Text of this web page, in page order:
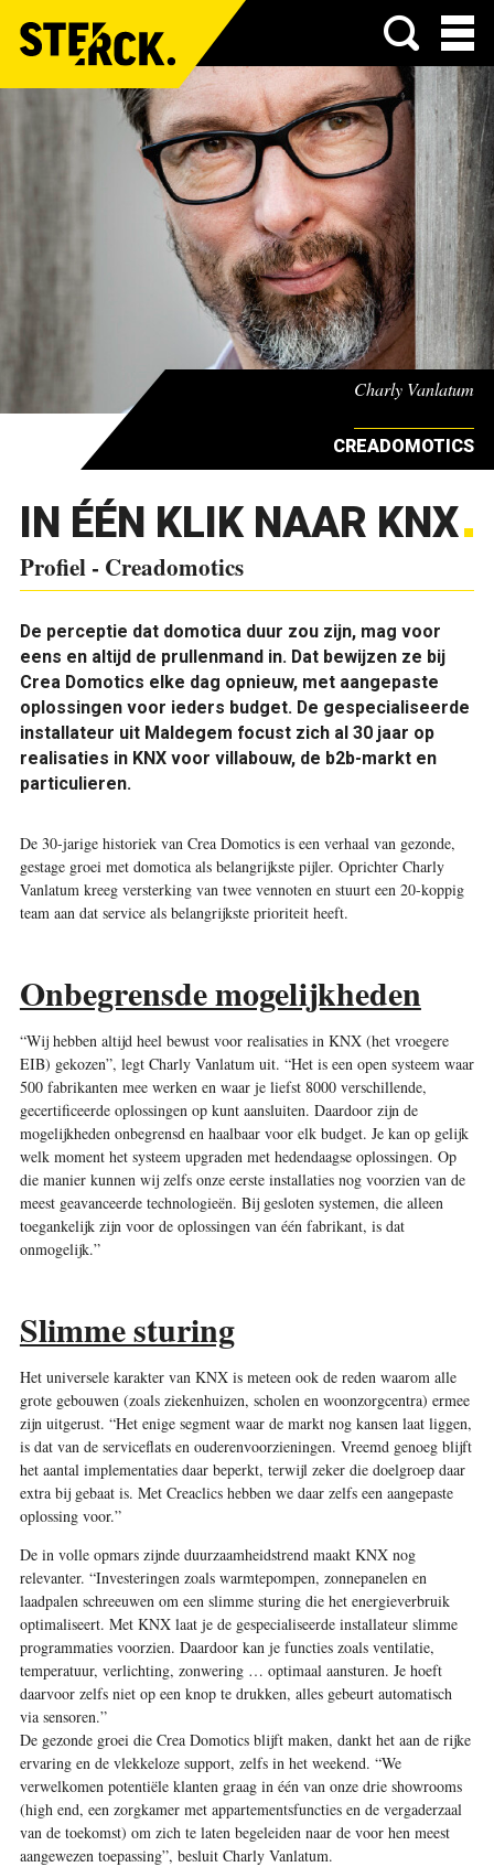
Menu
Charly Vanlatum
CREADOMOTICS
IN ÉÉN KLIK NAAR KNX
Profiel - Creadomotics
De perceptie dat domotica duur zou zijn, mag voor
eens en altijd de prullenmand in. Dat bewijzen ze bij
Crea Domotics elke dag opnieuw, met aangepaste
oplossingen voor ieders budget. De gespecialiseerde
installateur uit Maldegem focust zich al 30 jaar op
realisaties in KNX voor villabouw, de b2b-markt en
particulieren.
De 30-jarige historiek van Crea Domotics is een verhaal van gezonde,
gestage groei met domotica als belangrijkste pijler. Oprichter Charly
Vanlatum kreeg versterking van twee vennoten en stuurt een 20-koppig
team aan dat service als belangrijkste prioriteit heeft.
Onbegrensde mogelijkheden
“Wij hebben altijd heel bewust voor realisaties in KNX (het vroegere
EIB) gekozen”, legt Charly Vanlatum uit. “Het is een open systeem waar
500 fabrikanten mee werken en waar je liefst 8000 verschillende,
gecertificeerde oplossingen op kunt aansluiten. Daardoor zijn de
mogelijkheden onbegrensd en haalbaar voor elk budget. Je kan op gelijk
welk moment het systeem upgraden met hedendaagse oplossingen. Op
die manier kunnen wij zelfs onze eerste installaties nog voorzien van de
meest geavanceerde technologieën. Bij gesloten systemen, die alleen
toegankelijk zijn voor de oplossingen van één fabrikant, is dat
onmogelijk.”
Slimme sturing
Het universele karakter van KNX is meteen ook de reden waarom alle
grote gebouwen (zoals ziekenhuizen, scholen en woonzorgcentra) ermee
zijn uitgerust. “Het enige segment waar de markt nog kansen laat liggen,
is dat van de serviceflats en ouderenvoorzieningen. Vreemd genoeg blijft
het aantal implementaties daar beperkt, terwijl zeker die doelgroep daar
extra bij gebaat is. Met Creaclics hebben we daar zelfs een aangepaste
oplossing voor.”
De in volle opmars zijnde duurzaamheidstrend maakt KNX nog
relevanter. “Investeringen zoals warmtepompen, zonnepanelen en
laadpalen schreeuwen om een slimme sturing die het energieverbruik
optimaliseert. Met KNX laat je de gespecialiseerde installateur slimme
programmaties voorzien. Daardoor kan je functies zoals ventilatie,
temperatuur, verlichting, zonwering … optimaal aansturen. Je hoeft
daarvoor zelfs niet op een knop te drukken, alles gebeurt automatisch
via sensoren.”
De gezonde groei die Crea Domotics blijft maken, dankt het aan de rijke
ervaring en de vlekkeloze support, zelfs in het weekend. “We
verwelkomen potentiële klanten graag in één van onze drie showrooms
(high end, een zorgkamer met appartementsfuncties en de vergaderzaal
van de toekomst) om zich te laten begeleiden naar de voor hen meest
aangewezen toepassing”, besluit Charly Vanlatum.